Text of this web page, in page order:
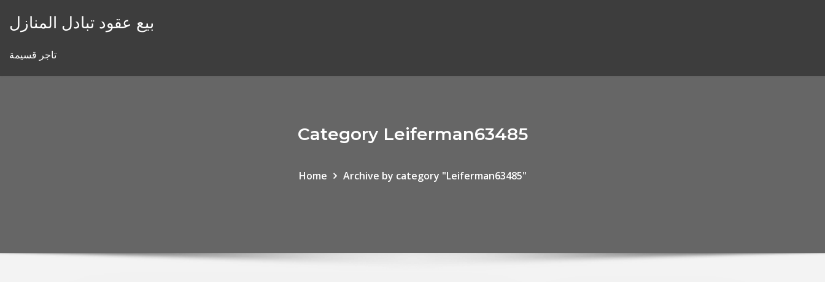
بيع عقود تبادل المنازل
تاجر قسيمة
Category Leiferman63485
Home Archive by category "Leiferman63485"